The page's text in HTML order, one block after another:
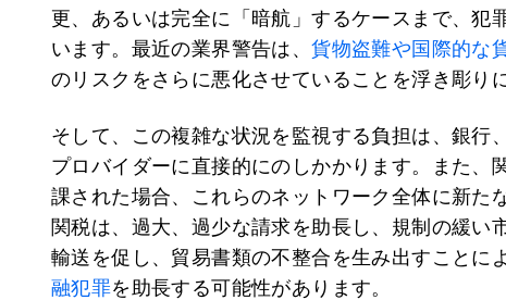
更、あるいは完全に「暗航」するケースまで、犯
います。最近の業界警告は、貨物盗難や国際的な
のリスクをさらに悪化させていることを浮き彫り
そして、この複雑な状況を監視する負担は、銀行
プロバイダーに直接的にのしかかります。また、
課された場合、これらのネットワーク全体に新た
関税は、過大、過少な請求を助長し、規制の緩い
輸送を促し、貿易書類の不整合を生み出すことによ
融犯罪を助長する可能性があります。